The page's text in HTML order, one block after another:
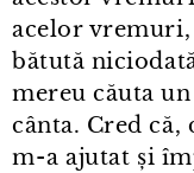
acelor vremuri,
bătută
mereu căuta
cânta. Cred că,
m⁠-⁠a ajutat și